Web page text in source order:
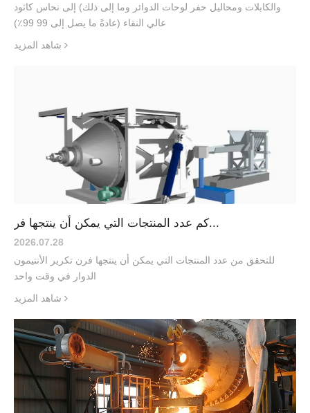
والكابلات ومحاليل حفر لوحات الدوائر وما إلى ذلك) إلى نحاس كاثود
عالي النقاء (عادةً ما يصل إلى 99 99٪)
كم عدد المنتجات التي يمكن أن ينتجها فر...
2026.07.28
للتحقق من عدد المنتجات التي يمكن أن ينتجها فرن تكرير الأنتيمون
الدوار في وقت واحد